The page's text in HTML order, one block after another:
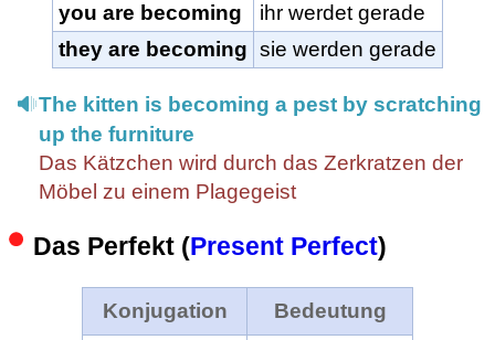
you are becoming
ihr werdet gerade
they are becoming sie werden gerade
The kitten is becoming a pest by scratching
up the furniture
Das Kätzchen wird durch das Zerkratzen der
Möbel zu einem Plagegeist
Das Perfekt (Present Perfect)
Konjugation
Bedeutung